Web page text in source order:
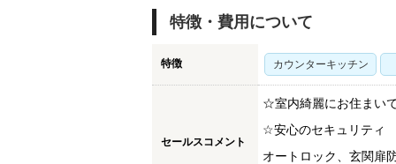
特徴・費用について
特徴 カウンターキッチン
セールスコメント
☆室内綺麗にお住まい
☆安心のセキュリティ
オートロック、玄関扉